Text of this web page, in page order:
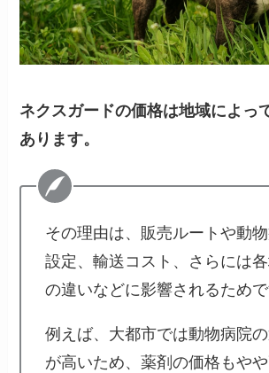
ネクスガードの価格は地域によっ
あります。
その理由は、販売ルートや動
設定、輸送コスト、さらには
の違いなどに影響されるためで
例えば、大都市では動物病院
が高いため、薬剤の価格もや